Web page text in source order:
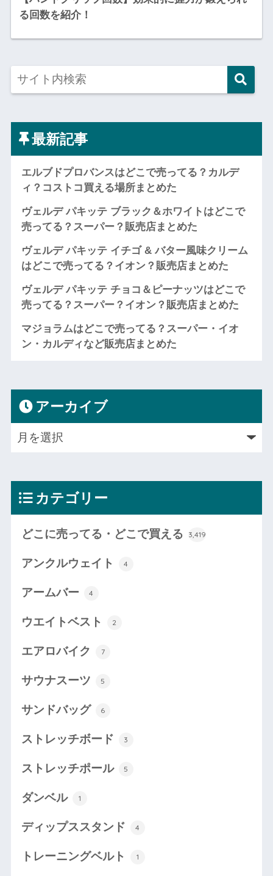
る回数を紹介！
最新記事
エルブドプロバンスはどこで売ってる？カルデ
ィ？コストコ買える場所まとめた
ヴェルデ パキッテ ブラック＆ホワイトはどこで
売ってる？スーパー？販売店まとめた
ヴェルデ パキッテ イチゴ & バター風味クリーム
はどこで売ってる？イオン？販売店まとめた
ヴェルデ パキッテ チョコ＆ピーナッツはどこで
売ってる？スーパー？イオン？販売店まとめた
マジョラムはどこで売ってる？スーパー・イオ
ン・カルディなど販売店まとめた
アーカイブ
カテゴリー
どこに売ってる・どこで買える 3,419
アンクルウェイト 4
アームバー 4
ウエイトベスト 2
エアロバイク 7
サウナスーツ 5
サンドバッグ 6
ストレッチボード 3
ストレッチポール 5
ダンベル 1
ディップススタンド 4
トレーニングベルト 1